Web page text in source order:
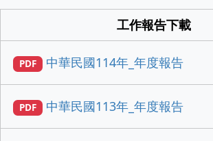
工作報告下載
PDF 中華民國114年_年度報告
PDF 中華民國113年_年度報告